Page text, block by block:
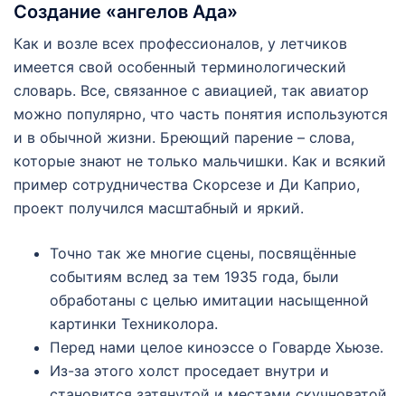
Создание «ангелов Ада»
Как и возле всех профессионалов, у летчиков
имеется свой особенный терминологический
словарь. Все, связанное с авиацией, так авиатор
можно популярно, что часть понятия используются
и в обычной жизни. Бреющий парение – слова,
которые знают не только мальчишки. Как и всякий
пример сотрудничества Скорсезе и Ди Каприо,
проект получился масштабный и яркий.
Точно так же многие сцены, посвящённые
событиям вслед за тем 1935 года, были
обработаны с целью имитации насыщенной
картинки Техниколора.
Перед нами целое киноэссе о Говарде Хьюзе.
Из-за этого холст проседает внутри и